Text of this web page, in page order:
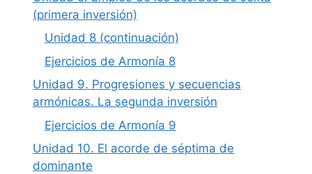
(primera inversión)
Unidad 8 (continuación)
Ejercicios de Armonía 8
Unidad 9. Progresiones y secuencias
armónicas. La segunda inversión
Ejercicios de Armonía 9
Unidad 10. El acorde de séptima de
dominante